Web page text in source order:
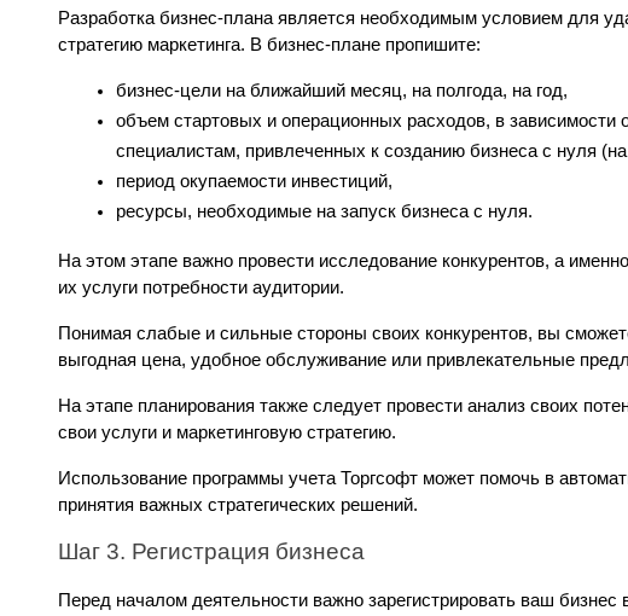
Разработка бизнес-плана является необходимым условием для
стратегию маркетинга. В бизнес-плане пропишите:
бизнес-цели на ближайший месяц, на полгода, на год,
объем стартовых и операционных расходов, в
специалистам, привлеченных к созданию бизнеса с нуля
период окупаемости инвестиций,
ресурсы, необходимые на запуск бизнеса с нуля.
На этом этапе важно провести исследование конкурентов, а
их услуги потребности аудитории.
Понимая слабые и сильные стороны своих конкурентов, вы
выгодная цена, удобное обслуживание или привлекательные
На этапе планирования также следует провести анализ своих
свои услуги и маркетинговую стратегию.
Использование программы учета Торгсофт может помочь в
принятия важных стратегических решений.
Шаг 3. Регистрация бизнеса
Перед началом деятельности важно зарегистрировать ваш